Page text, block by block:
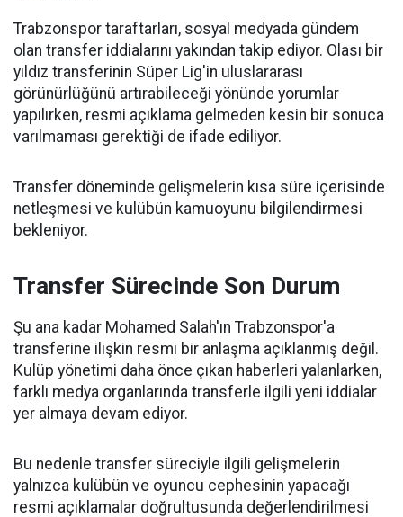
Trabzonspor taraftarları, sosyal medyada gündem
olan transfer iddialarını yakından takip ediyor. Olası bir
yıldız transferinin Süper Lig'in uluslararası
görünürlüğünü artırabileceği yönünde yorumlar
yapılırken, resmi açıklama gelmeden kesin bir sonuca
varılmaması gerektiği de ifade ediliyor.
Transfer döneminde gelişmelerin kısa süre içerisinde
netleşmesi ve kulübün kamuoyunu bilgilendirmesi
bekleniyor.
Transfer Sürecinde Son Durum
Şu ana kadar Mohamed Salah'ın Trabzonspor'a
transferine ilişkin resmi bir anlaşma açıklanmış değil.
Kulüp yönetimi daha önce çıkan haberleri yalanlarken,
farklı medya organlarında transferle ilgili yeni iddialar
yer almaya devam ediyor.
Bu nedenle transfer süreciyle ilgili gelişmelerin
yalnızca kulübün ve oyuncu cephesinin yapacağı
resmi açıklamalar doğrultusunda değerlendirilmesi